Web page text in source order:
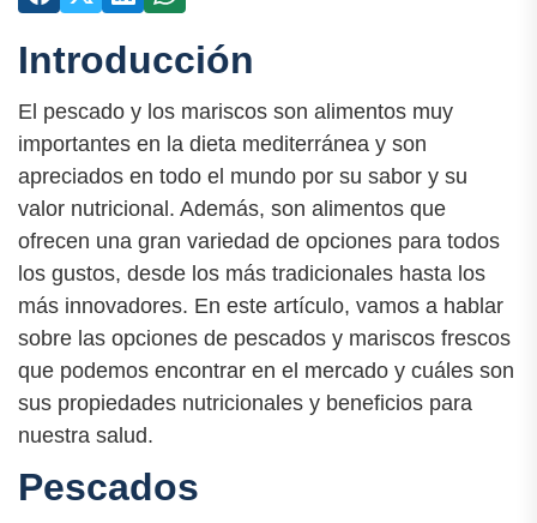
Introducción
El pescado y los mariscos son alimentos muy
importantes en la dieta mediterránea y son
apreciados en todo el mundo por su sabor y su
valor nutricional. Además, son alimentos que
ofrecen una gran variedad de opciones para todos
los gustos, desde los más tradicionales hasta los
más innovadores. En este artículo, vamos a hablar
sobre las opciones de pescados y mariscos frescos
que podemos encontrar en el mercado y cuáles son
sus propiedades nutricionales y beneficios para
nuestra salud.
Pescados